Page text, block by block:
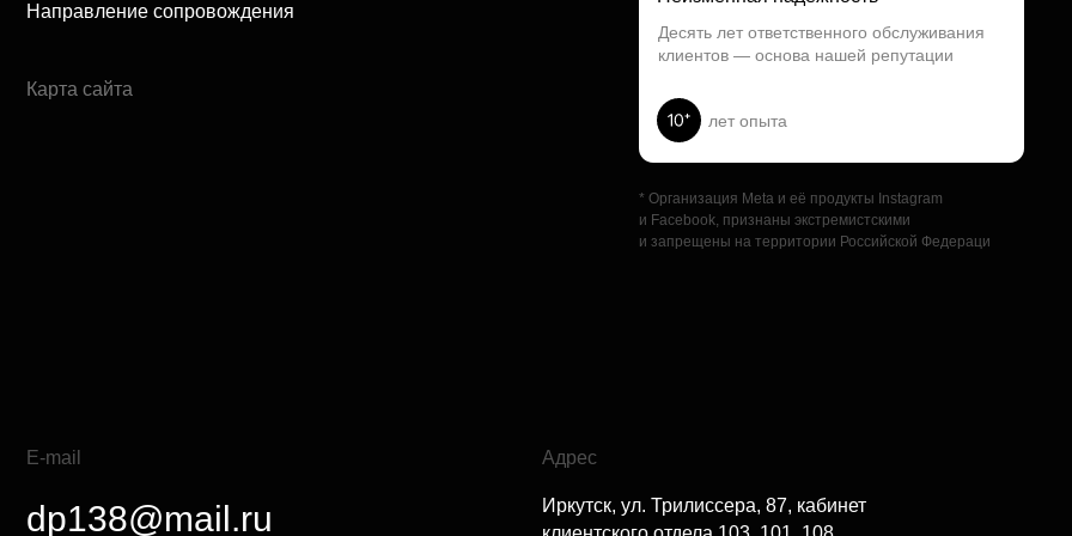
* Организация Meta и её продукты Instagram
и Facebook, признаны экстремистскими
и запрещены на территории Российской Федераци
E-mail
dp138@mail.ru
Адрес
Иркутск, ул. Трилиссера, 87, кабинет
Карта сайта
лет опыта
Десять лет ответственного обслуживания
клиентов — основа нашей репутации
Направление сопровождения